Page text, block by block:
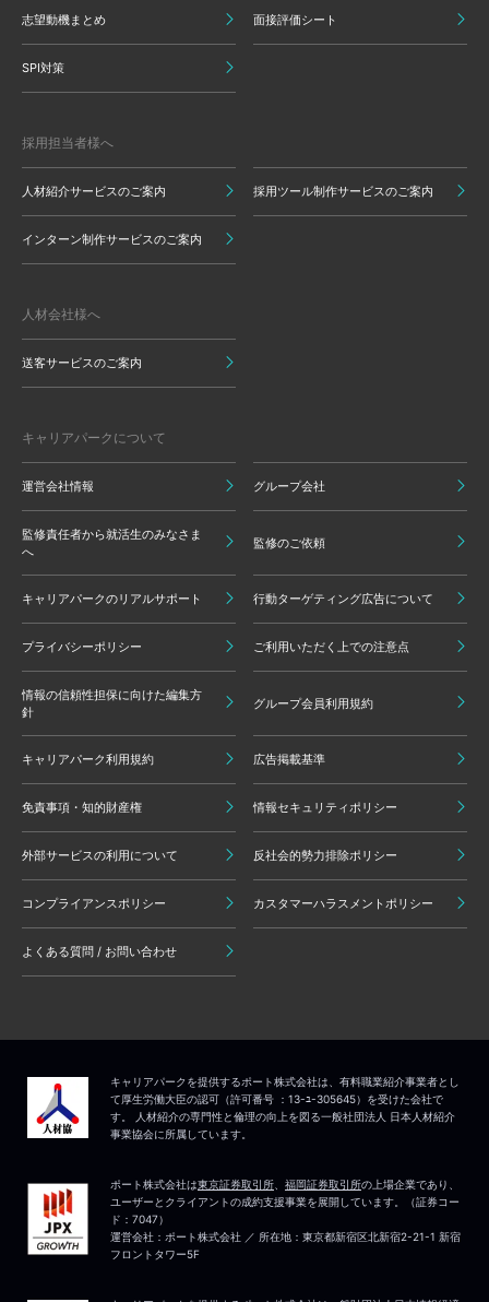
志望動機まとめ 面接評価シート
SPI対策
採用担当者様へ
人材紹介サービスのご案内 採用ツール制作サービスのご案内
インターン制作サービスのご案内
人材会社様へ
送客サービスのご案内
キャリアパークについて
運営会社情報 グループ会社
監修責任者から就活生のみなさま
へ
監修のご依頼
キャリアパークのリアルサポート 行動ターゲティング広告について
プライバシーポリシー ご利用いただく上での注意点
情報の信頼性担保に向けた編集方
針
グループ会員利用規約
キャリアパーク利用規約 広告掲載基準
免責事項・知的財産権 情報セキュリティポリシー
外部サービスの利用について 反社会的勢力排除ポリシー
コンプライアンスポリシー カスタマーハラスメントポリシー
よくある質問 / お問い合わせ